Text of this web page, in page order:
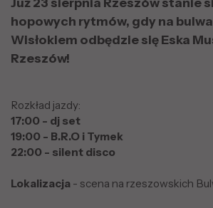
hopowych rytmów, gdy na
Wisłokiem odbędzie się Eska
Rzeszów!
Rozkład jazdy:
17:00 - dj set
19:00 - B.R.O i Tymek
22:00 - silent disco
Lokalizacja - scena na rzeszowskich